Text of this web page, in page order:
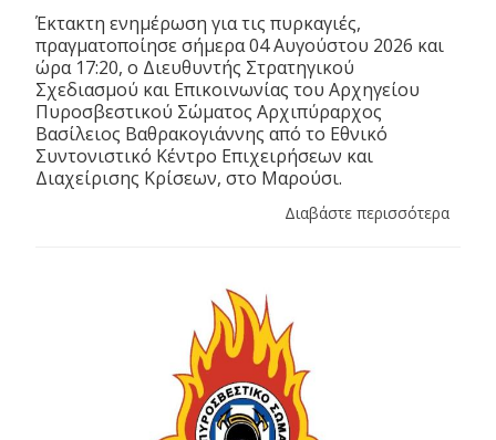
Έκτακτη ενημέρωση για τις πυρκαγιές,
πραγματοποίησε σήμερα 04 Αυγούστου 2026 και
ώρα 17:20, ο Διευθυντής Στρατηγικού
Σχεδιασμού και Επικοινωνίας του Αρχηγείου
Πυροσβεστικού Σώματος Αρχιπύραρχος
Βασίλειος Βαθρακογιάννης από το Εθνικό
Συντονιστικό Κέντρο Επιχειρήσεων και
Διαχείρισης Κρίσεων, στο Μαρούσι.
Διαβάστε περισσότερα